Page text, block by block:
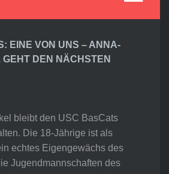
EINE VON UNS – ANNA-
DEN NÄCHSTEN
bleibt den USC BasCats
Die 18-Jährige ist als
echtes Eigengewächs des
Jugendmannschaften des